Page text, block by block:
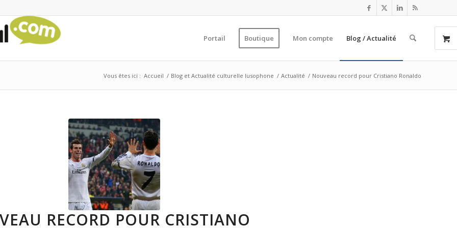
Portail Boutique Mon compte Blog / Actualité
Vous êtes ici : Accueil / Blog et Actualité culturelle lusophone / Actualité / Nouveau record pour Cristiano Ronaldo
RECORD POUR CRISTIANO